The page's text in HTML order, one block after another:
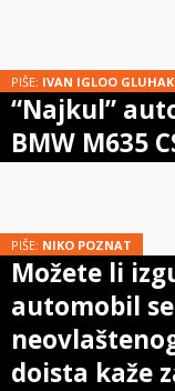
PIŠE: IVAN IGLOO GLUHAK
“Najkul”
BMW M635
PIŠE: NIKO POZNAT
Možete li
automobil
doista kaže